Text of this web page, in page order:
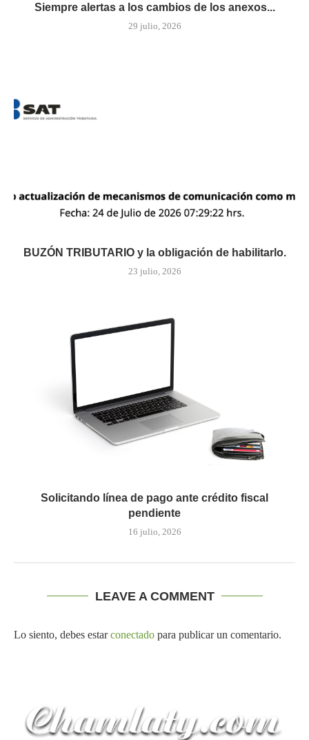
Siempre alertas a los cambios de los anexos...
29 julio, 2026
BUZÓN TRIBUTARIO y la obligación de habilitarlo.
23 julio, 2026
Solicitando línea de pago ante crédito fiscal
pendiente
16 julio, 2026
LEAVE A COMMENT
Lo siento, debes estarconectado para publicar un comentario.